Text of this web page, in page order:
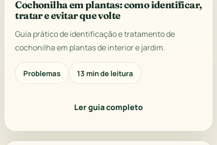
Cochonilha em plantas: como identificar,
tratar e evitar que volte
Guia prático de identificação e tratamento de
cochonilha em plantas de interior e jardim.
Problemas 13 min de leitura
Ler guia completo